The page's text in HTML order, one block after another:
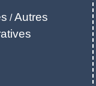
/Autres